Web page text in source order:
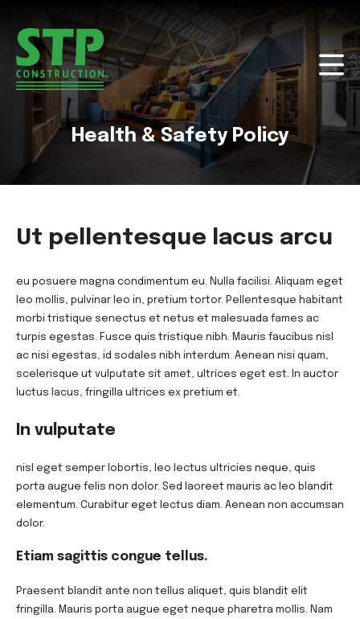
Health & Safety Policy
Ut pellentesque lacus arcu
eu posuere magna condimentum eu. Nulla facilisi. Aliquam eget
leo mollis, pulvinar leo in, pretium tortor. Pellentesque habitant
morbi tristique senectus et netus et malesuada fames ac
turpis egestas. Fusce quis tristique nibh. Mauris faucibus nisl
ac nisi egestas, id sodales nibh interdum. Aenean nisi quam,
scelerisque ut vulputate sit amet, ultrices eget est. In auctor
luctus lacus, fringilla ultrices ex pretium et.
In vulputate
nisl eget semper lobortis, leo lectus ultricies neque, quis
porta augue felis non dolor. Sed laoreet mauris ac leo blandit
elementum. Curabitur eget lectus diam. Aenean non accumsan
dolor.
Etiam sagittis congue tellus.
Praesent blandit ante non tellus aliquet, quis blandit elit
fringilla. Mauris porta augue eget neque pharetra mollis. Nam